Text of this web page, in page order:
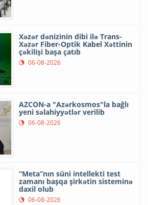
Xəzər dənizinin dibi ilə Trans-
Xəzər Fiber-Optik Kabel Xəttinin
çəkilişi başa çatıb
06-08-2026
AZCON-a "Azərkosmos"la bağlı
yeni səlahiyyətlər verilib
06-08-2026
“Meta”nın süni intellekti test
zamanı başqa şirkətin sisteminə
daxil olub
06-08-2026